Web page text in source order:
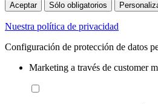
Aceptar Sólo obligatorios
Nuestra política de privacidad
Configuración de protección de datos
Marketing a través de customer